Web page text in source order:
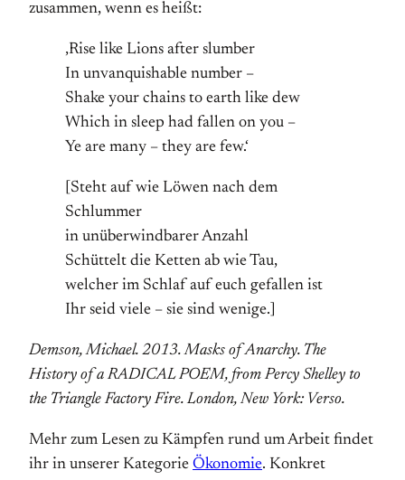
zusammen, wenn es heißt:
‚Rise like Lions after slumber
In unvanquishable number –
Shake your chains to earth like dew
Which in sleep had fallen on you –
Ye are many – they are few.‘
[Steht auf wie Löwen nach dem
Schlummer
in unüberwindbarer Anzahl
Schüttelt die Ketten ab wie Tau,
welcher im Schlaf auf euch gefallen ist
Ihr seid viele – sie sind wenige.]
Demson, Michael. 2013. Masks of Anarchy. The
History of a RADICAL POEM, from Percy Shelley to
the Triangle Factory Fire. London, New York: Verso.
Mehr zum Lesen zu Kämpfen rund um Arbeit findet
ihr in unserer Kategorie Ökonomie. Konkret